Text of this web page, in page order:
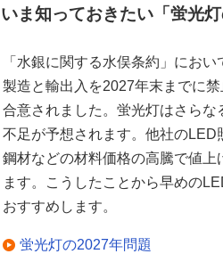
いま知っておきたい「蛍光
「水銀に関する水俣条約」にお
製造と輸出入を2027年末までに
合意されました。蛍光灯はさらな
不足が予想されます。他社のLED
鋼材などの材料価格の高騰で値上
ます。こうしたことから早めの
おすすめします。
蛍光灯の2027年問題